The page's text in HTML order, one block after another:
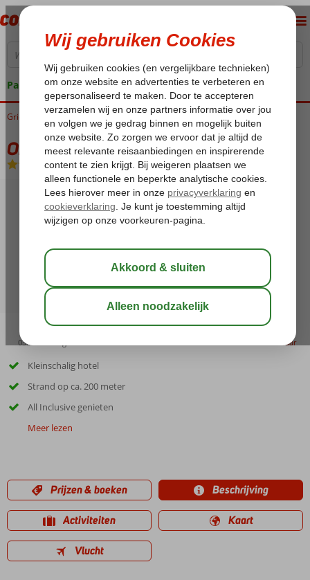
Pakketgarantie
Home
Griekenland Kreta Rethymnon Orion
Orion
Hotel
03:30 bewaar
Kleinschalig hotel
Strand op ca. 200 meter
All Inclusive genieten
Meer lezen
Prijzen & boeken Beschrijving
Activiteiten Kaart
Vlucht